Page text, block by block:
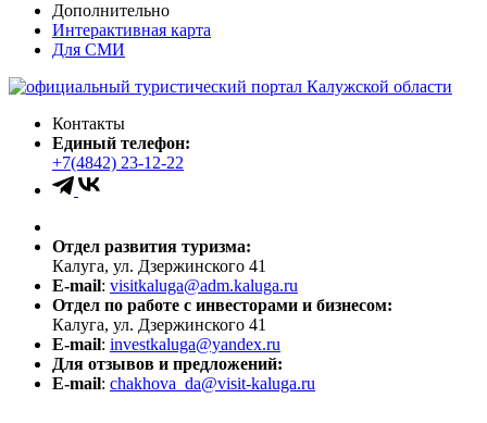
Дополнительно
Интерактивная карта
Для СМИ
Контакты
Единый телефон:
+7(4842) 23-12-22
Отдел развития туризма:
Калуга, ул. Дзержинского 41
E-mail: visitkaluga@adm.kaluga.ru
Отдел по работе с инвесторами и бизнесом:
Калуга, ул. Дзержинского 41
E-mail: investkaluga@yandex.ru
Для отзывов и предложений:
E-mail: chakhova_da@visit-kaluga.ru